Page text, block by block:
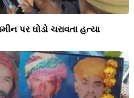
પર ઘોડો ચરાવતા હત્યા